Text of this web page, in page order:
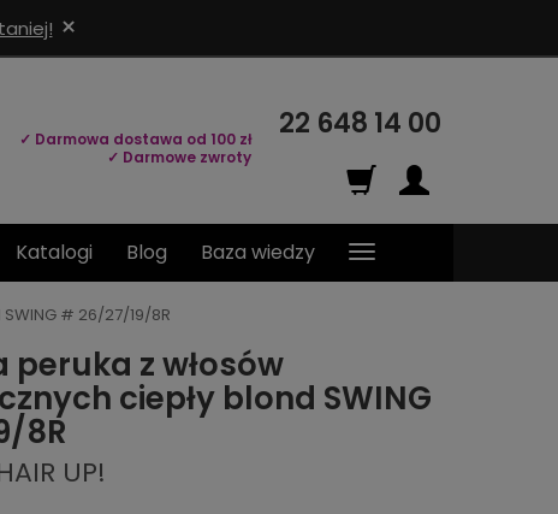
×
✓ Darmowa dostawa od 100 zł
✓ Darmowe zwroty
22 648 14 00
Katalogi Blog Baza wiedzy
# 26/27/19/8R
peruka z włosów
ciepły blond SWING
8R
UP!